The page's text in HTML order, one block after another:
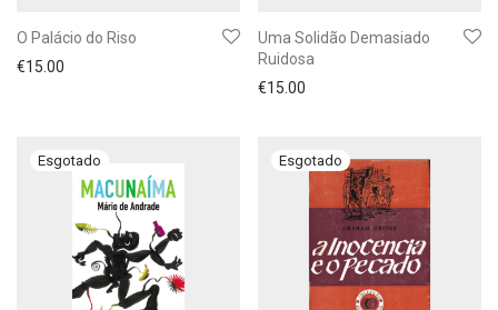
O Palácio do Riso
€15.00
Uma Solidão Demasiado
Ruidosa
€15.00